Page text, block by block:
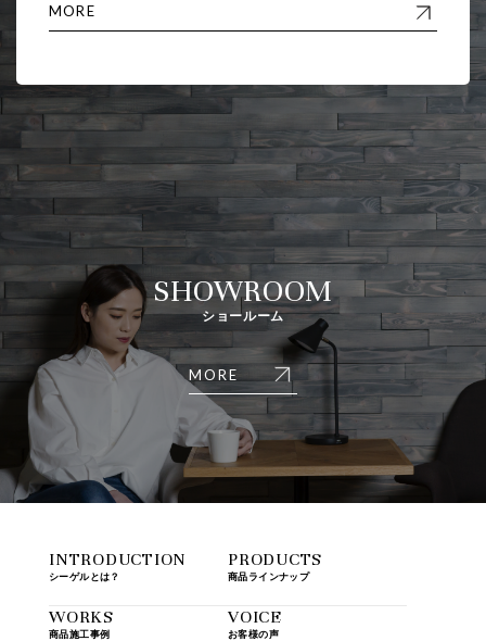
MORE
SHOWROOM
ショールーム
MORE
INTRODUCTION
シーゲルとは？
PRODUCTS
商品ラインナップ
WORKS
商品施工事例
VOICE
お客様の声